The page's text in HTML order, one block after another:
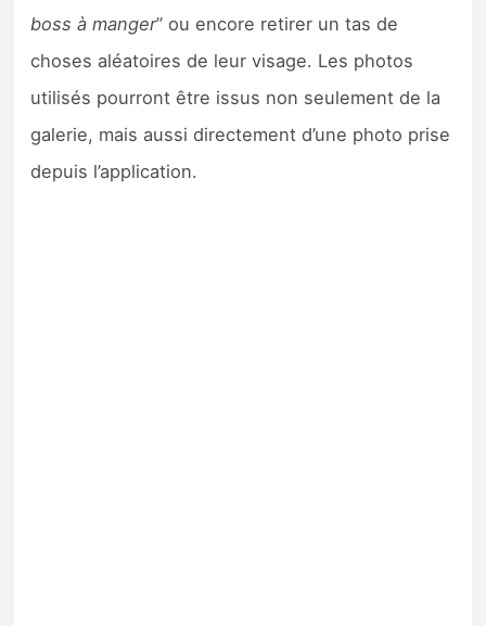
boss à manger” ou encore retirer un tas de
choses aléatoires de leur visage. Les photos
utilisés pourront être issus non seulement de la
galerie, mais aussi directement d’une photo prise
depuis l’application.